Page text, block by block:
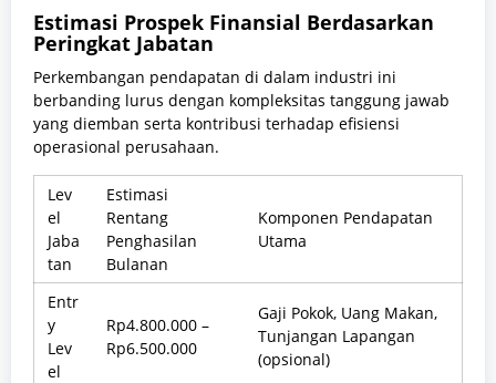
Estimasi Prospek Finansial Berdasarkan
Peringkat Jabatan
Perkembangan pendapatan di dalam industri ini
berbanding lurus dengan kompleksitas tanggung jawab
yang diemban serta kontribusi terhadap efisiensi
operasional perusahaan.
Lev
el
Jaba
tan
Estimasi
Rentang
Penghasilan
Bulanan
Komponen Pendapatan
Utama
Entr
y
Lev
el
Rp4.800.000 –
Rp6.500.000
Gaji Pokok, Uang Makan,
Tunjangan Lapangan
(opsional)